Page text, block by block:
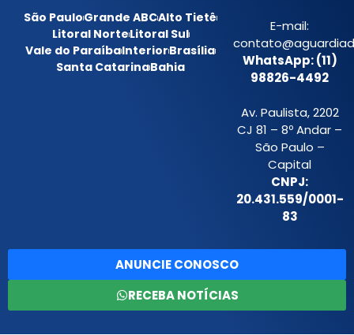
São PauloGrande ABCAlto Tietê
Litoral NorteLitoral Sul
Vale do ParaíbaInteriorBrasília
Santa CatarinaBahia
E-mail:
WhatsApp: (11)
98826-4492
Av. Paulista, 2202
CJ 81 – 8º Andar –
São Paulo –
Capital
CNPJ:
20.431.559/0001-
83
ANUNCIE CONOSCO
RECEBA NOTÍCIAS